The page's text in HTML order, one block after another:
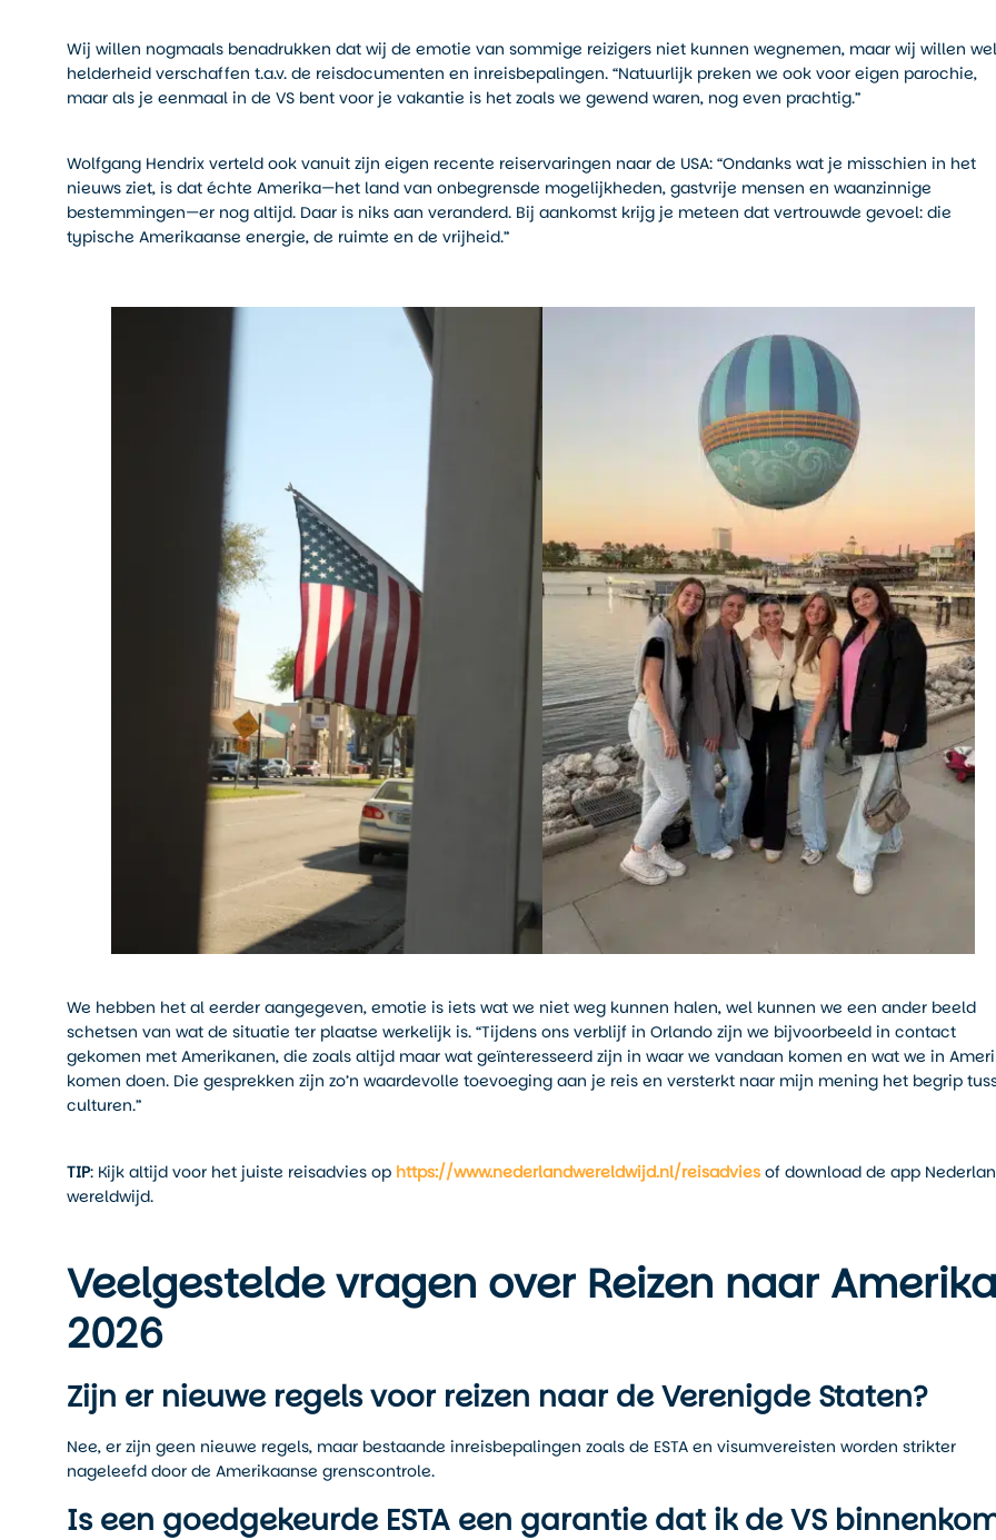
Wij willen nogmaals benadrukken dat wij de emotie van sommige reizigers niet kunnen wegnemen, maar wij willen wel
helderheid verschaffen t.a.v. de reisdocumenten en inreisbepalingen. “Natuurlijk preken we ook voor eigen parochie,
maar als je eenmaal in de VS bent voor je vakantie is het zoals we gewend waren, nog even prachtig.”
Wolfgang Hendrix verteld ook vanuit zijn eigen recente reiservaringen naar de USA: “Ondanks wat je misschien in het
nieuws ziet, is dat échte Amerika—het land van onbegrensde mogelijkheden, gastvrije mensen en waanzinnige
bestemmingen—er nog altijd. Daar is niks aan veranderd. Bij aankomst krijg je meteen dat vertrouwde gevoel: die
typische Amerikaanse energie, de ruimte en de vrijheid.”
We hebben het al eerder aangegeven, emotie is iets wat we niet weg kunnen halen, wel kunnen we een ander beeld
schetsen van wat de situatie ter plaatse werkelijk is. “Tijdens ons verblijf in Orlando zijn we bijvoorbeeld in contact
gekomen met Amerikanen, die zoals altijd maar wat geïnteresseerd zijn in waar we vandaan komen en wat we in
komen doen. Die gesprekken zijn zo’n waardevolle toevoeging aan je reis en versterkt naar mijn mening het begrip
culturen.”
TIP: Kijk altijd voor het juiste reisadvies op https://www.nederlandwereldwijd.nl/reisadvies of download de app
wereldwijd.
Veelgestelde vragen over Reizen naar Amerika
2026
Zijn er nieuwe regels voor reizen naar de Verenigde Staten?
Nee, er zijn geen nieuwe regels, maar bestaande inreisbepalingen zoals de ESTA en visumvereisten worden strikter
nageleefd door de Amerikaanse grenscontrole.
Is een goedgekeurde ESTA een garantie dat ik de VS